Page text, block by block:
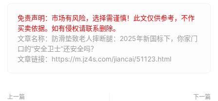
免责声明：市场有风险，选择需谨慎！此文仅供参考，不作
买卖依据。如有侵权请联系删除。
文章名称：防滑垫致老人摔断腿：2025年新国标下，你家门
口的“安全卫士”还安全吗？
文章链接：https://m.jz4s.com/jiancai/51123.html
上一篇 下一篇